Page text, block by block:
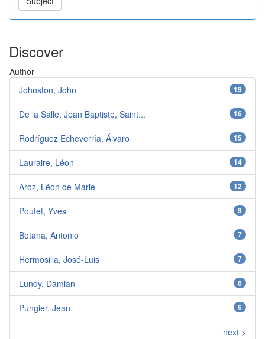
Discover
Author
19
Johnston, John
16
De la Salle, Jean Baptiste, Saint...
15
Rodríguez Echeverría, Álvaro
14
Lauraire, Léon
12
Aroz, Léon de Marie
9
Poutet, Yves
7
Botana, Antonio
7
Hermosilla, José-Luis
6
Lundy, Damian
6
Pungier, Jean
next >